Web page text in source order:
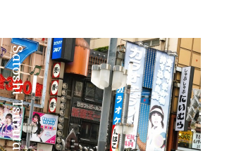
Satoshi Tsuruta